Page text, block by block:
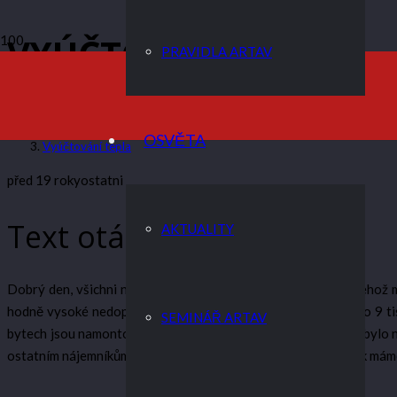
PRAVIDLA ARTAV
OSVĚTA
AKTUALITY
SEMINÁŘ ARTAV
VYÚČTOVÁNÍ TEPLA
Vyúčtování tepla
před 19 rokyostatni
Text otázky
Dobrý den, všichni nájemníci našeho domu- jedná se o
hodně vysoké nedoplatky za teplo,u nás konkrétně se jedná o 9
bytech jsou namontovány měřáky tepla a např. v našem bytě
ostatním nájemníkům připadá tato částka poněkud vysoká. Jak